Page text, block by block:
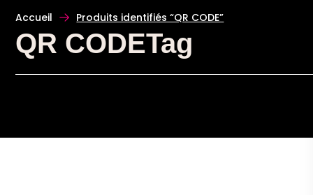
Accueil Produits identifiés “QR CODE”
QR CODETag